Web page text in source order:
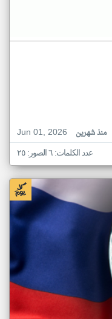
Jun 01, 2026
منذ شهرين
عدد الكلمات: ٦ الصور: ٢٥